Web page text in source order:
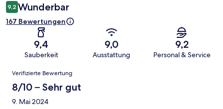
9,2 Wunderbar
167 Bewertungen
9,4
Sauberkeit
9,0
Ausstattung
9,2
Personal & Service
Bewertungen
Verifizierte Bewertung
8/10 – Sehr gut
9. Mai 2024